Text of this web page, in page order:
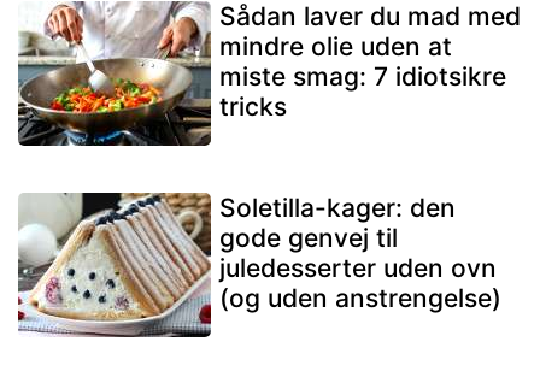
Sådan laver du mad med
mindre olie uden at
miste smag: 7 idiotsikre
tricks
Soletilla-kager: den
gode genvej til
juledesserter uden ovn
(og uden anstrengelse)